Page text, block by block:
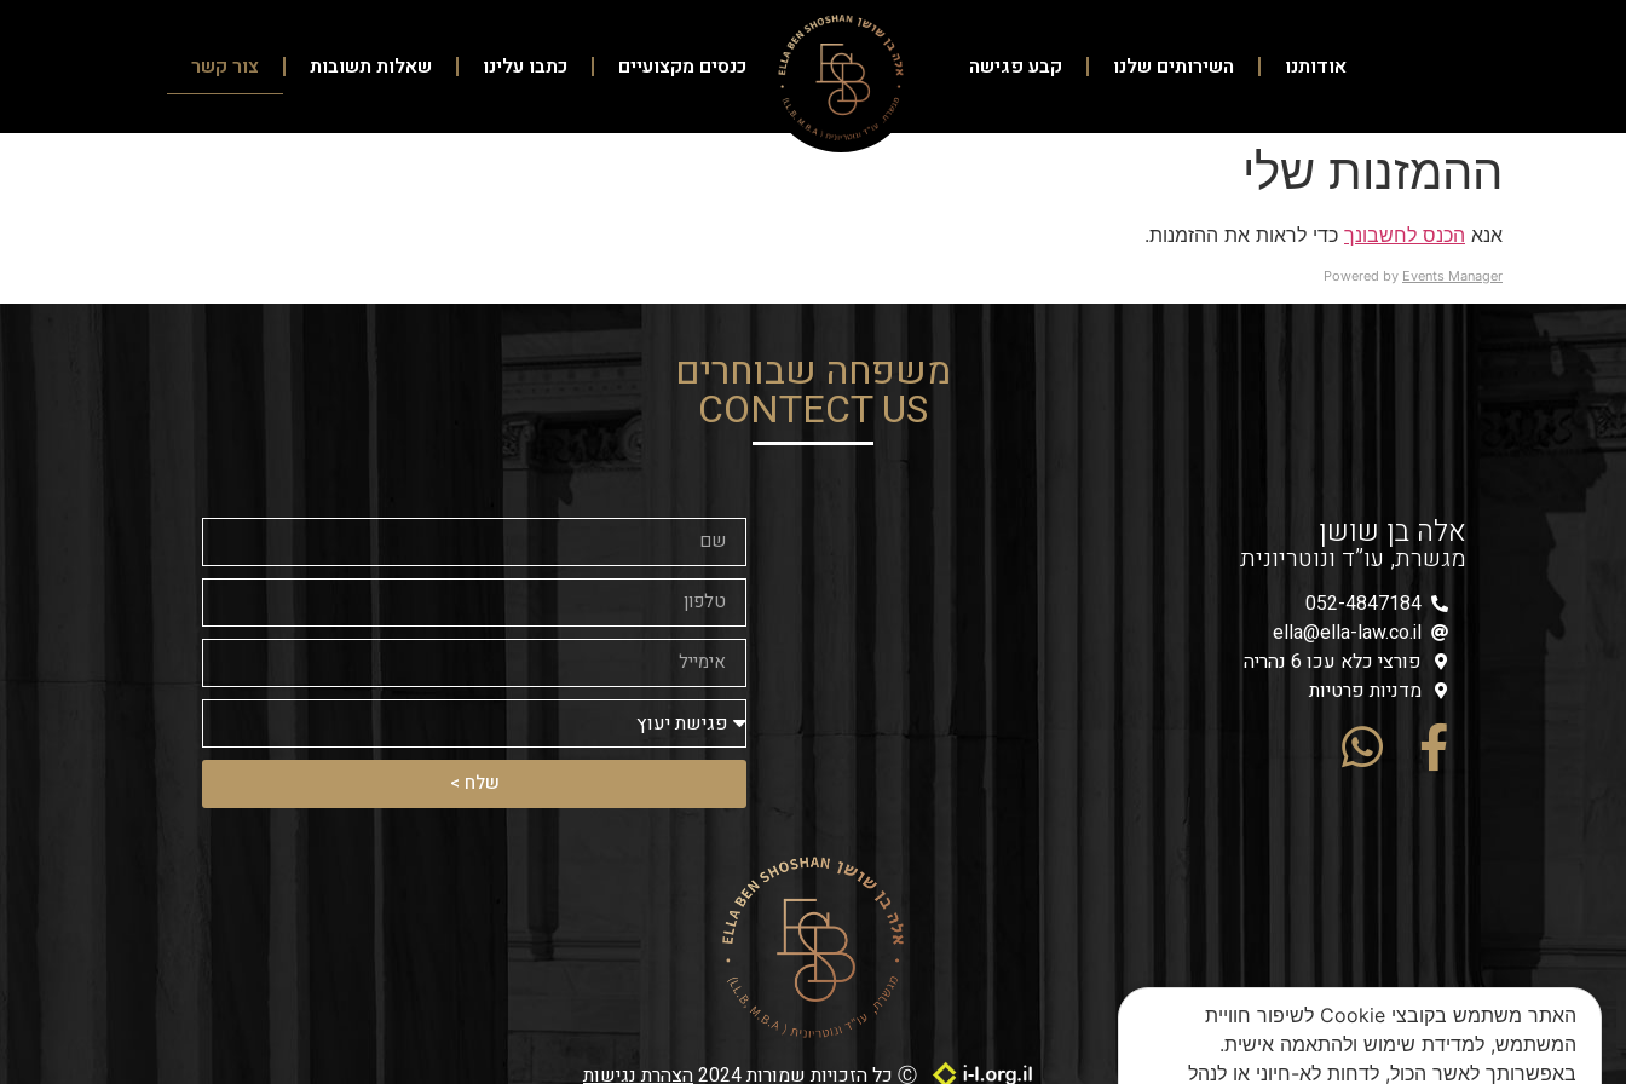
אודותנו השירותים שלנו קבע פגישה כנסים מקצועיים כתבו עלינו שאלות תשובות צור קשר
ההמזנות שלי
אנא הכנס לחשבונך כדי לראות את ההזמנות.
Powered by Events Manager
משפחה שבוחרים
CONTECT US
אלה בן שושן
מגשרת, עו”ד ונוטריונית
052-4847184
ella@ella-law.co.il
פורצי כלא עכו 6 נהריה
מדניות פרטיות
שלח >
הצהרת נגישות
האתר משתמש בקובצי Cookie לשיפור חוויית
המשתמש, למדידת שימוש ולהתאמה אישית.
באפשרותך לאשר הכול, לדחות לא-חיוני או לנהל